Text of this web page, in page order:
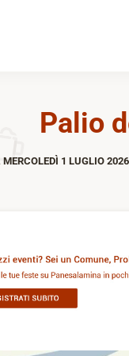
Palio
MERCOLEDÌ 1 LUGLIO 2026